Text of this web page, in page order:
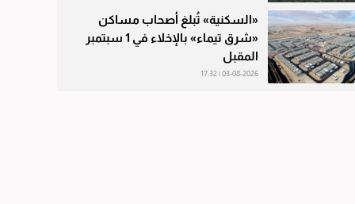
«السكنية» تُبلغ أصحاب مساكن
«شرق تيماء» بالإخلاء في 1 سبتمبر
المقبل
03-08-2026 | 17:32